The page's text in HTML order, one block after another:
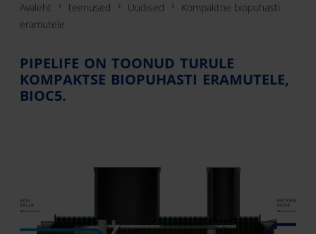
Avaleht teenused Uudised
Kompaktne biopuhasti
eramutele
PIPELIFE ON TOONUD TURULE
KOMPAKTSE BIOPUHASTI ERAMUTELE,
BIOC5.